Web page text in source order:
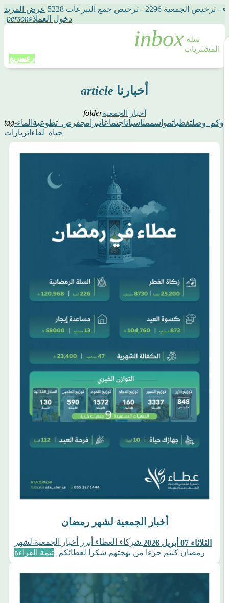
- ترخيص جمع التبرعات 5228
عرض المزيد
personدخول العملاء
سلة
المشتريات
تبرعسريع
article أخبارنا
folderأخبار الجمعية
tag
تغطياتمواسممناسباتاجتماعاتبرامجفرص_تطوعية الماء-
حياة _لقاءاتزيارات
أخبار الجمعية لشهر رمضان
الثلاثاء 07 أبريل 2026
شركاء العطاء أبرز أخبار الجمعية لشهر
رمضان كنتم جزءا من بهجتهم شكرا لعطائكم
تتمة القراءة